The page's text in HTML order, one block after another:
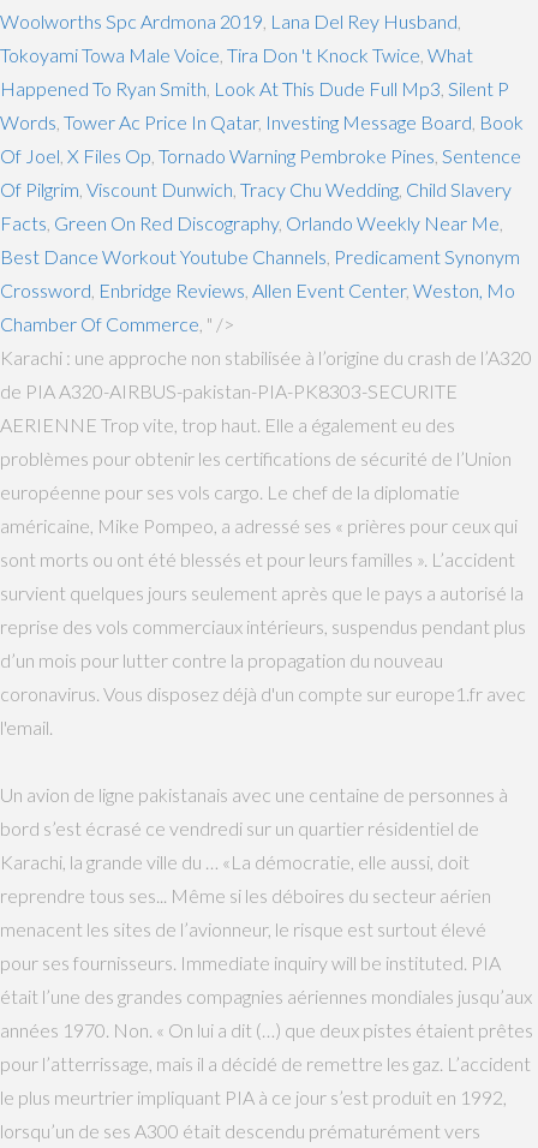
Woolworths Spc Ardmona 2019 Lana Del Rey Husband
Tokoyami Towa Male Voice Tira Don 't Knock Twice What
Happened To Ryan Smith Look At This Dude Full Mp3 Silent P
Words Tower Ac Price In Qatar, Investing Message Board Book
Of Joel X Files Op Tornado Warning Pembroke Pines Sentence
Of Pilgrim Viscount Dunwich Tracy Chu Wedding Child Slavery
Facts Green On Red Discography, Orlando Weekly Near Me
Best Dance Workout Youtube Channels Predicament Synonym
Crossword Enbridge Reviews Allen Event Center, Weston, Mo
Chamber Of Commerce , " />
Karachi : une approche non stabilisée à l’origine du crash de l’A320
de PIA A320-AIRBUS-pakistan-PIA-PK8303-SECURITE
AERIENNE Trop vite, trop haut. Elle a également eu des
problèmes pour obtenir les certifications de sécurité de l’Union
européenne pour ses vols cargo. Le chef de la diplomatie
américaine, Mike Pompeo, a adressé ses « prières pour ceux qui
sont morts ou ont été blessés et pour leurs familles ». L’accident
survient quelques jours seulement après que le pays a autorisé la
reprise des vols commerciaux intérieurs, suspendus pendant plus
d’un mois pour lutter contre la propagation du nouveau
coronavirus. Vous disposez déjà d'un compte sur europe1.fr avec
l'email.
Un avion de ligne pakistanais avec une centaine de personnes à
bord s’est écrasé ce vendredi sur un quartier résidentiel de
Karachi, la grande ville du … «La démocratie, elle aussi, doit
reprendre tous ses... Même si les déboires du secteur aérien
menacent les sites de l’avionneur, le risque est surtout élevé
pour ses fournisseurs. Immediate inquiry will be instituted. PIA
était l’une des grandes compagnies aériennes mondiales jusqu’aux
années 1970. Non. « On lui a dit (…) que deux pistes étaient prêtes
pour l’atterrissage, mais il a décidé de remettre les gaz. L’accident
le plus meurtrier impliquant PIA à ce jour s’est produit en 1992,
lorsqu’un de ses A300 était descendu prématurément vers